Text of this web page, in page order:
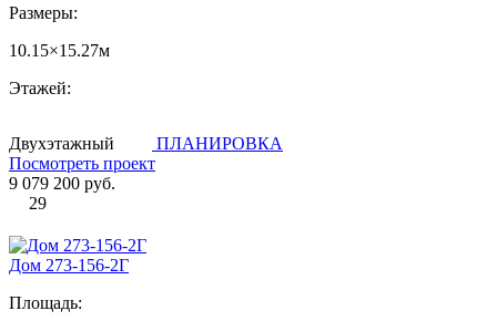
Размеры:
10.15×15.27м
Этажей:
Двухэтажный
ПЛАНИРОВКА
Посмотреть проект
9 079 200 руб.
29
Дом 273-156-2Г
Площадь: